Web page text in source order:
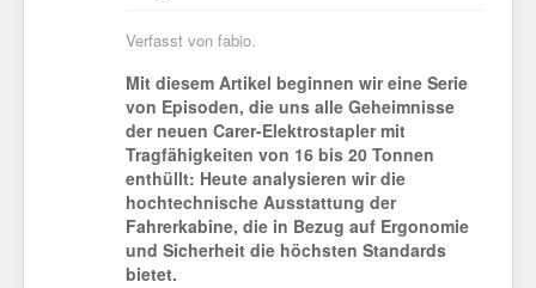
Verfasst von fabio.
Mit diesem Artikel beginnen wir eine Serie
von Episoden, die uns alle Geheimnisse
der neuen Carer-Elektrostapler mit
Tragfähigkeiten von 16 bis 20 Tonnen
enthüllt: Heute analysieren wir die
hochtechnische Ausstattung der
Fahrerkabine, die in Bezug auf Ergonomie
und Sicherheit die höchsten Standards
bietet.